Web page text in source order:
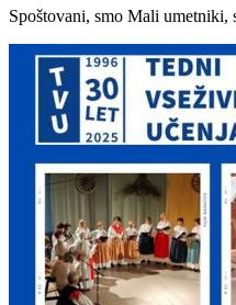
Spoštovani, smo Mali